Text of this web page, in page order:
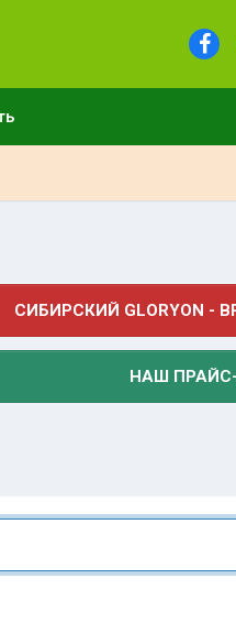
СИБИРСКИЙ GLORYON -
НАШ